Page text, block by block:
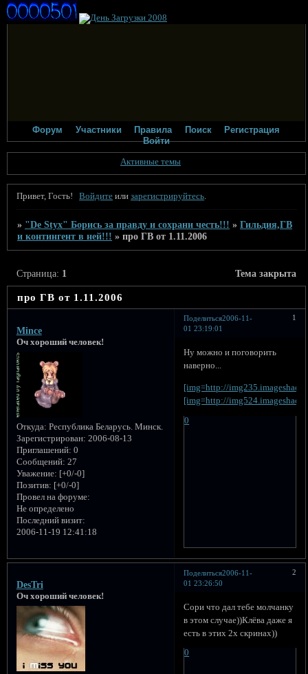
Форум Участники Правила Поиск
Регистрация
Войти
Активные темы
Привет, Гость! Войдите илизарегистрируйтесь.
» "De Styx" Борись за правду и сохрани честь!!! »Гильдия,ГВ
и контингент в ней!!! »про ГВ от 1.11.2006
про ГВ от 1.11.2006
Страница: 1 Тема закрыта
Поделиться 1
2006-11-
01 23:19:01
Mince
Оч хороший человек!
Откуда: Республика Беларусь. Минск.
Зарегистрирован: 2006-08-13
Приглашений: 0
Сообщений: 27
Уважение: [+0/-0]
Позитив: [+0/-0]
Провел на форуме:
Не определено
Последний визит:
2006-11-19 12:41:18
Ну можно и поговорить
наверно...
[img=http://
[img=http://
0
Поделиться 2
2006-11-
01 23:26:50
DesTri
Оч хороший человек!
Сори что дал тебе молчанку
в этом случае))Клёва даже я
есть в этих 2х скринах))
0